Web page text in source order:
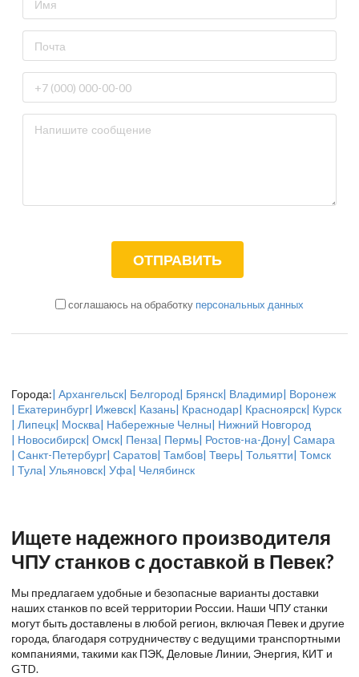
соглашаюсь на обработку персональных данных
Города:| Архангельск| Белгород| Брянск| Владимир| Воронеж
| Екатеринбург| Ижевск| Казань| Краснодар| Красноярск| Курск
| Липецк| Москва| Набережные Челны| Нижний Новгород
| Новосибирск| Омск| Пенза| Пермь| Ростов-на-Дону| Самара
| Санкт-Петербург| Саратов| Тамбов| Тверь| Тольятти| Томск
| Тула| Ульяновск| Уфа| Челябинск
Ищете надежного производителя
ЧПУ станков с доставкой в Певек?
Мы предлагаем удобные и безопасные варианты доставки
наших станков по всей территории России. Наши ЧПУ станки
могут быть доставлены в любой регион, включая Певек и другие
города, благодаря сотрудничеству с ведущими транспортными
компаниями, такими как ПЭК, Деловые Линии, Энергия, КИТ и
GTD.